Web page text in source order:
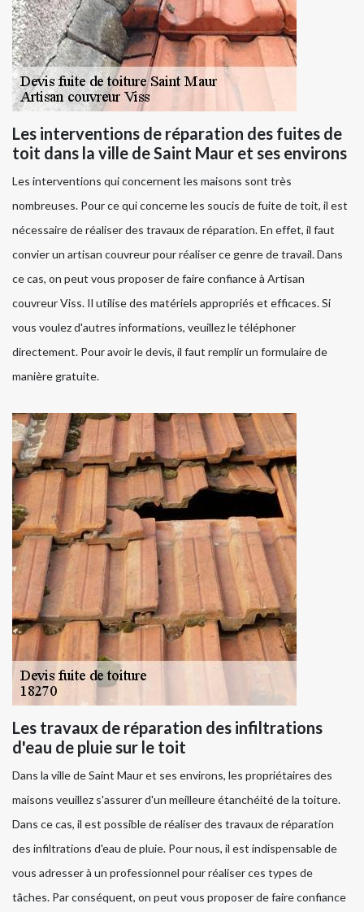
Les interventions de réparation des fuites de
toit dans la ville de Saint Maur et ses environs
Les interventions qui concernent les maisons sont très
nombreuses. Pour ce qui concerne les soucis de fuite de toit, il est
nécessaire de réaliser des travaux de réparation. En effet, il faut
convier un artisan couvreur pour réaliser ce genre de travail. Dans
ce cas, on peut vous proposer de faire confiance à Artisan
couvreur Viss. Il utilise des matériels appropriés et efficaces. Si
vous voulez d'autres informations, veuillez le téléphoner
directement. Pour avoir le devis, il faut remplir un formulaire de
manière gratuite.
Les travaux de réparation des infiltrations
d'eau de pluie sur le toit
Dans la ville de Saint Maur et ses environs, les propriétaires des
maisons veuillez s'assurer d'un meilleure étanchéité de la toiture.
Dans ce cas, il est possible de réaliser des travaux de réparation
des infiltrations d'eau de pluie. Pour nous, il est indispensable de
vous adresser à un professionnel pour réaliser ces types de
tâches. Par conséquent, on peut vous proposer de faire confiance